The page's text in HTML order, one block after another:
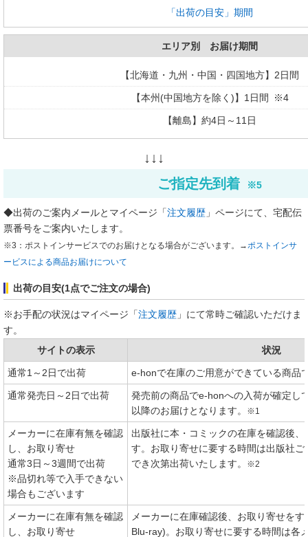
「出荷の目安」期間
エリア別 お届け期間
【北海道・九州・中国・四国地方】2日間
【本州(中国地方を除く)】1日間 ※4
【離島】約4日～11日
↓↓↓
ご指定先到着
※5
◆出荷のご案内メールとマイページ「注文履歴 」ページにて、宅配伝
票番号をご案内いたします。
※3：ポストインサービスでのお届けとなる場合がございます。→ポストインサ
ービスによる商品お届けについて
出荷の目安(1点でご注文の場合)
※お手配の状況はマイページ「注文履歴 」にて常時ご確認いただけま
す。
サイトの表示
状況
通常1～2日で出荷 e-honで在庫のご用意ができている商品
通常発売日～2日で出荷
発売前の商品でe-honへの入荷が確定し
以降のお届けとなります。
※1
メーカーに在庫有無を確認
し、お取り寄せ
通常3日～3週間で出荷
※品切れ等で入手できない
場合もございます
出版社に本・コミックの在庫を確認後
す。お取り寄せに要する時間は出版社
でき次第出荷いたします。
※2
メーカーに在庫有無を確認
し、お取り寄せ
メーカーに在庫確認後、お取り寄せを
Blu-ray)。お取り寄せに要する時間は各